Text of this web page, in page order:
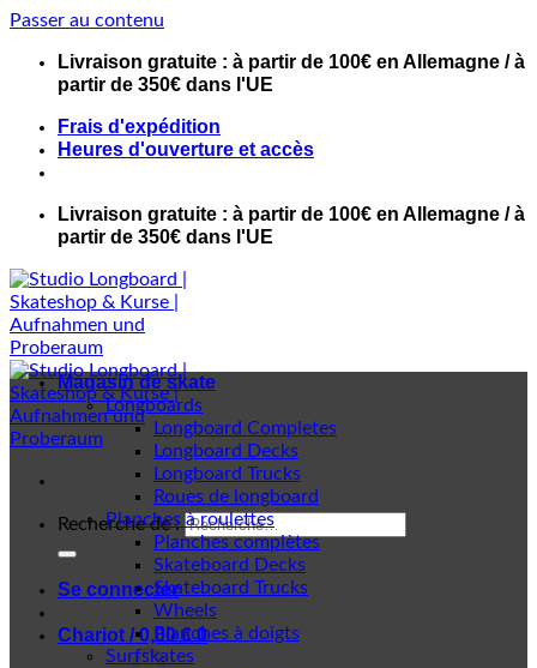
Passer au contenu
Livraison gratuite : à partir de 100€ en Allemagne / à
partir de 350€ dans l'UE
Frais d'expédition
Heures d'ouverture et accès
Livraison gratuite : à partir de 100€ en Allemagne / à
partir de 350€ dans l'UE
Recherche de :
Se connecter
Chariot /0,00€ 0
Magasin de skate
Longboards
Longboard Completes
Longboard Decks
Longboard Trucks
Roues de longboard
Planches à roulettes
Planches complètes
Skateboard Decks
Skateboard Trucks
Wheels
Planches à doigts
Surfskates